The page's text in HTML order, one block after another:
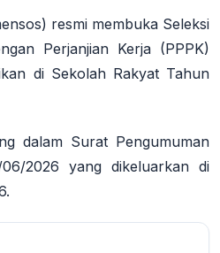
resmi membuka Seleksi
Perjanjian Kerja (PPPK)
di Sekolah Rakyat Tahun
dalam Surat Pengumuman
06/2026 yang dikeluarkan di
.